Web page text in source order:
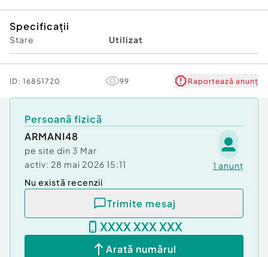
Specificații
Stare Utilizat
ID: 16851720 99 Raportează anunț
Persoană fizică
ARMANI48
pe site din 3 Mar
activ: 28 mai 2026 15:11 1 anunț
Nu există recenzii
Trimite mesaj
XXXX XXX XXX
Arată numărul